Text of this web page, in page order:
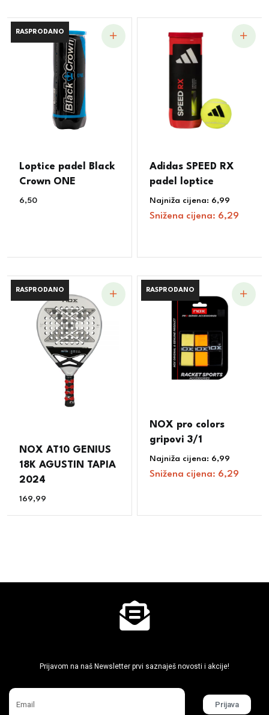
RASPRODANO
RASPRODANO
Loptice padel Black
Crown ONE
6,50
Adidas SPEED RX
padel loptice
Najniža cijena: 6,99
Snižena cijena: 6,29
RASPRODANO
RASPRODANO
NOX AT10 GENIUS
18K AGUSTIN TAPIA
2024
169,99
RASPRODANO
RASPRODANO
NOX pro colors
gripovi 3/1
Najniža cijena: 6,99
Snižena cijena: 6,29
Prijavom na naš Newsletter prvi saznaješ novosti i akcije!
Prijava